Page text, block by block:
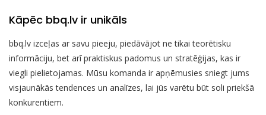
Kāpēc bbq.lv ir unikāls
bbq.lv izceļas ar savu pieeju, piedāvājot ne tikai teorētisku
informāciju, bet arī praktiskus padomus un stratēģijas, kas ir
viegli pielietojamas. Mūsu komanda ir apņēmusies sniegt jums
visjaunākās tendences un analīzes, lai jūs varētu būt soli priekšā
konkurentiem.